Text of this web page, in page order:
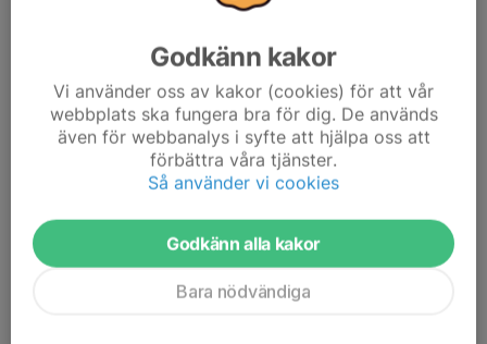
Godkänn kakor
Vi använder oss av kakor (cookies) för att vår
webbplats ska fungera bra för dig. De används
även för webbanalys i syfte att hjälpa oss att
förbättra våra tjänster.
Så använder vi cookies
Godkänn alla kakor
Bara nödvändiga